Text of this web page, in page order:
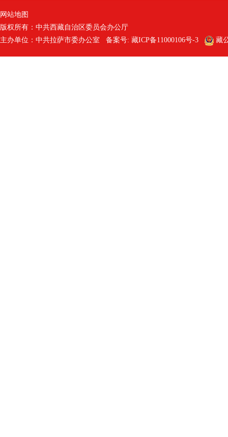
网站地图
版权所有：中共西藏自治区委员会办公厅
主办单位：中共拉萨市委办公室 备案号: 藏ICP备11000106号-3 藏